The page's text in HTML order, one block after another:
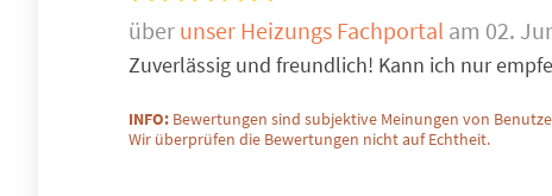
über unser Heizungs Fachportal am 02.
Zuverlässig und freundlich! Kann ich nur
INFO: Bewertungen sind subjektive Meinungen von
Wir überprüfen die Bewertungen nicht auf Echtheit.